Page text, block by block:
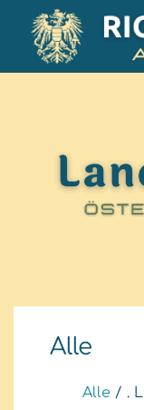
Alle
Alle / .